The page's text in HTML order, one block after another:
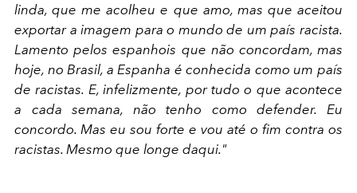
linda, que me acolheu e que amo, mas que aceitou
exportar a imagem para o mundo de um país racista.
Lamento pelos espanhois que não concordam, mas
hoje, no Brasil, a Espanha é conhecida como um país
de racistas. E, infelizmente, por tudo o que acontece
a cada semana, não tenho como defender. Eu
concordo. Mas eu sou forte e vou até o fim contra os
racistas. Mesmo que longe daqui."